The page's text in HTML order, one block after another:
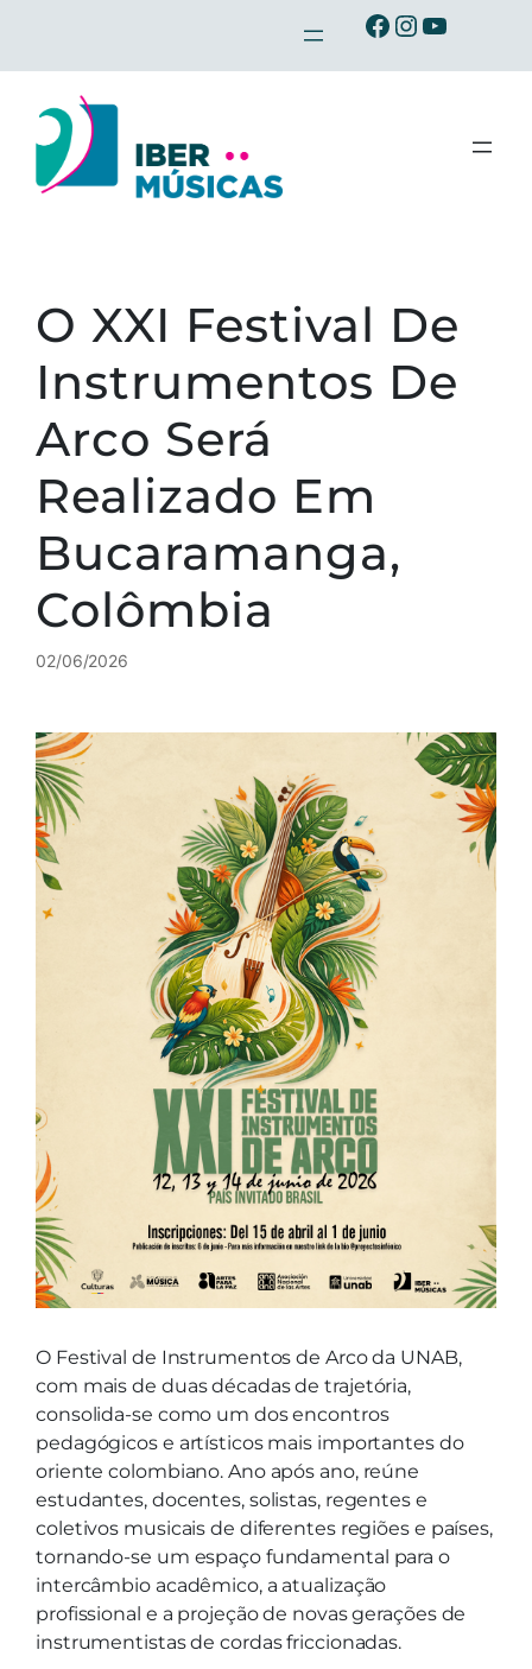
o
conteúdo
Ibermusicas no Facebook
Ibermusicas no Instagram
Ibermusicas no Youtube
O XXI Festival De
Instrumentos De
Arco Será
Realizado Em
Bucaramanga,
Colômbia
02/06/2026
O Festival de Instrumentos de Arco da UNAB,
com mais de duas décadas de trajetória,
consolida-se como um dos encontros
pedagógicos e artísticos mais importantes do
oriente colombiano. Ano após ano, reúne
estudantes, docentes, solistas, regentes e
coletivos musicais de diferentes regiões e países,
tornando-se um espaço fundamental para o
intercâmbio acadêmico, a atualização
profissional e a projeção de novas gerações de
instrumentistas de cordas friccionadas.